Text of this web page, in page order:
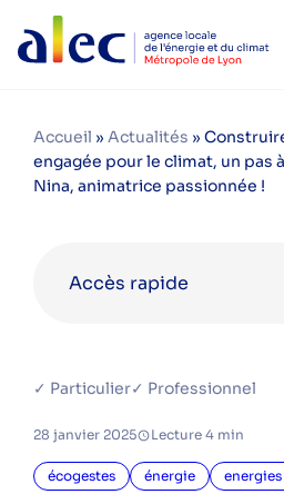
Accueil » Actualités »
engagée pour le climat, un pas
Nina, animatrice passionnée !
Accès rapide
Catégories
copropriété
✓ Particulier✓ Professionnel
28 janvier 2025 Lecture 4 min
écogestes énergie